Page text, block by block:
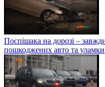
Поспішака на дорозі –
пошкоджених авто та уламки